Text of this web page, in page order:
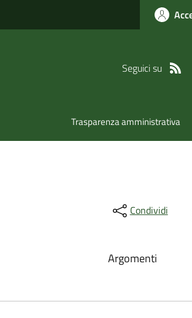
Seguici su
Trasparenza amministrativa
Condividi
Argomenti